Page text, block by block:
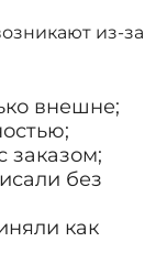
из-за
внешне;
заказом;
без
как